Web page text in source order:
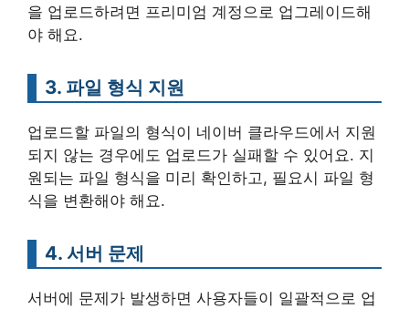
을 업로드하려면 프리미엄 계정으로 업그레이드해
야 해요.
3. 파일 형식 지원
업로드할 파일의 형식이 네이버 클라우드에서 지원
되지 않는 경우에도 업로드가 실패할 수 있어요. 지
원되는 파일 형식을 미리 확인하고, 필요시 파일 형
식을 변환해야 해요.
4. 서버 문제
서버에 문제가 발생하면 사용자들이 일괄적으로 업